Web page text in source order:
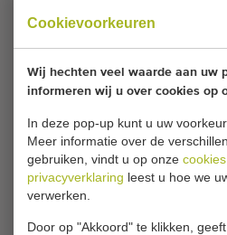
Cookievoorkeuren
Wij hechten veel waarde aan uw
informeren wij u over cookies op
In deze pop-up kunt u uw
Meer informatie over de
gebruiken, vindt u op onze cookies
privacyverklaring leest u hoe we
verwerken.
Door op "Akkoord" te klikken,
Wilt u op de hoogte gehouden
vergelijkbare Krattenwasser en
beschikbaar komt? Vul hier uw
Je huidige cookie-
onderdeel. Pas je cookie-
toegang te krijgen tot